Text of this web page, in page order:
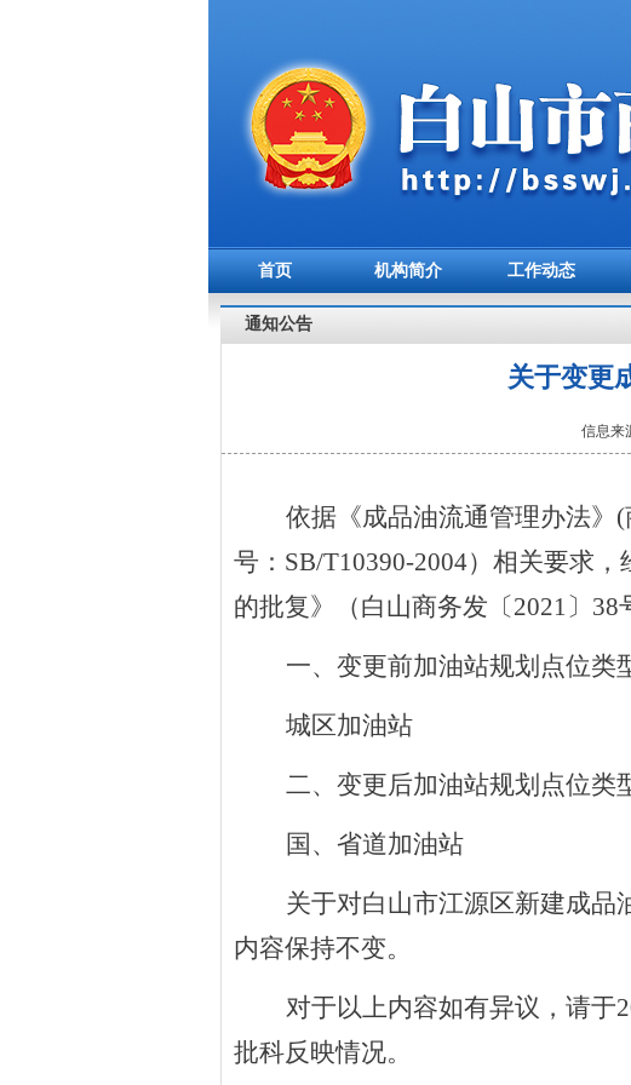
首页 机构简介 工作动态
通知公告
关于变更
信息来
依据《成品油流通管理办法》 (
号：SB/T10390-2004）相关要求
的批复》（白山商务发〔2021〕38
一、变更前加油站规划点位类
城区加油站
二、变更后加油站规划点位类
国、省道加油站
关于对白山市江源区新建成品
内容保持不变。
对于以上内容如有异议，请于
批科反映情况。